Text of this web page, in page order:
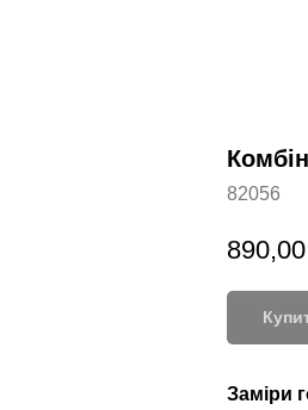
82056
890,00
Заміри